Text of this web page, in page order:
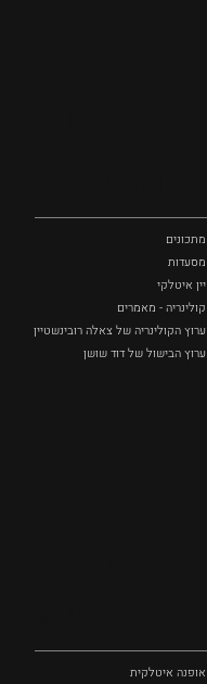
מתכונים
מסעדות
יין איטלקי
קולינריה - מאמרים
ערוץ הקולינריה של צאלה רובינשטיין
ערוץ הבישול של דוד שושן
אופנה איטלקית